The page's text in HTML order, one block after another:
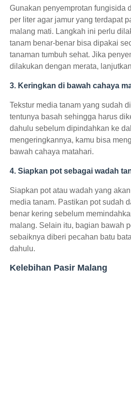
Gunakan penyemprotan fungisida
per liter agar jamur yang terdapat
malang mati. Langkah ini perlu
tanam benar-benar bisa dipakai
tanaman tumbuh sehat. Jika
dilakukan dengan merata,
3. Keringkan di bawah cahaya
Tekstur media tanam yang sudah
tentunya basah sehingga harus
dahulu sebelum dipindahkan ke
mengeringkannya, kamu bisa
bawah cahaya matahari.
4. Siapkan pot sebagai wadah
Siapkan pot atau wadah yang
media tanam. Pastikan pot sudah
benar kering sebelum
malang. Selain itu, bagian bawah
sebaiknya diberi pecahan batu
dahulu.
Kelebihan Pasir Malang